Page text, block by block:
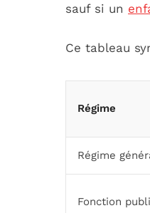
sauf si un
Ce tableau
Régime
Régime
Fonction